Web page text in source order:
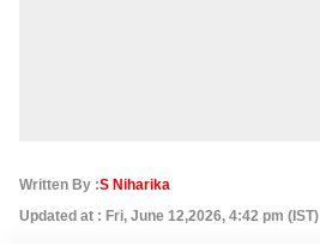
Written By :S Niharika
Updated at : Fri, June 12,2026, 4:42 pm (IST)